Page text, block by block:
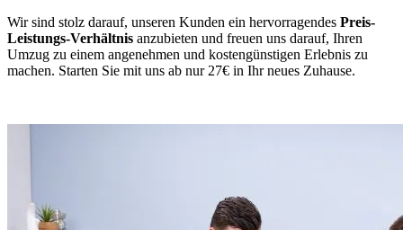
Wir sind stolz darauf, unseren Kunden ein hervorragendes Preis-
Leistungs-Verhältnis anzubieten und freuen uns darauf, Ihren
Umzug zu einem angenehmen und kostengünstigen Erlebnis zu
machen. Starten Sie mit uns ab nur 27€ in Ihr neues Zuhause.